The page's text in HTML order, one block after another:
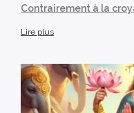
Contrairement à la
Lire plus